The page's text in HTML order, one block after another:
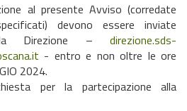
al presente Avviso (corredate
devono essere inviate
Direzione – direzione.sds-
- entro e non oltre le ore
2024.
per la partecipazione alla